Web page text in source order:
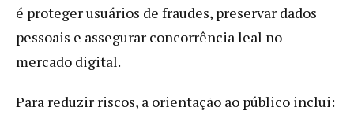
é proteger usuários de fraudes, preservar dados
pessoais e assegurar concorrência leal no
mercado digital.
Para reduzir riscos, a orientação ao público inclui: